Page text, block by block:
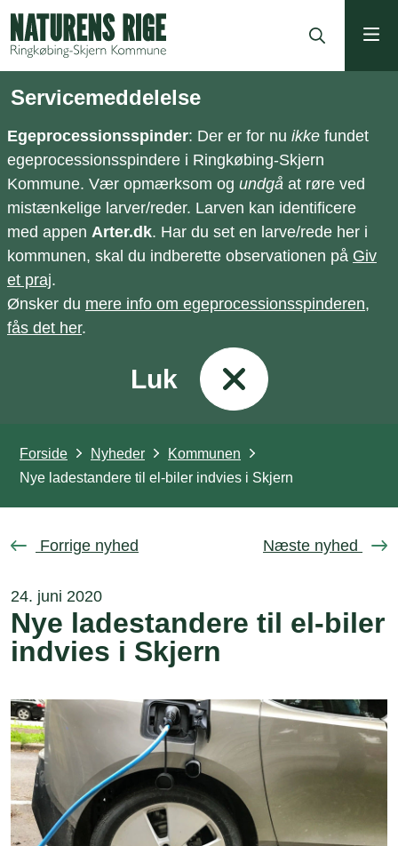
Servicemeddelelse
Egeprocessionsspinder: Der er for nu ikke fundet
egeprocessionsspindere i Ringkøbing-Skjern
Kommune. Vær opmærksom og undgå at røre ved
mistænkelige larver/reder. Larven kan identificere
med appen Arter.dk. Har du set en larve/rede her i
kommunen, skal du indberette observationen på Giv
et praj.
Ønsker du mere info om egeprocessionsspinderen,
fås det her.
Luk
Forside Nyheder
Kommunen
Nye ladestandere til el-biler indvies i Skjern
Forrige nyhed Næste nyhed
24. juni 2020
Nye ladestandere til el-biler
indvies i Skjern